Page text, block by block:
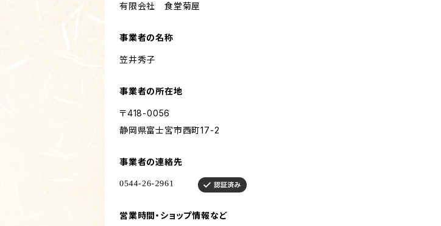
有限会社 食堂菊屋
事業者の名称
笠井秀子
事業者の所在地
〒418-0056
静岡県富士宮市西町17-2
事業者の連絡先
営業時間・ショップ情報など